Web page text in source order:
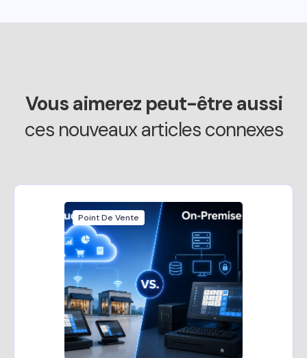
Vous aimerez peut-être aussi
ces nouveaux articles connexes
Point De Vente